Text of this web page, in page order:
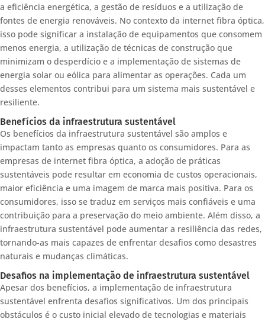
a eficiência energética, a gestão de resíduos e a utilização de
fontes de energia renováveis. No contexto da internet fibra óptica,
isso pode significar a instalação de equipamentos que consomem
menos energia, a utilização de técnicas de construção que
minimizam o desperdício e a implementação de sistemas de
energia solar ou eólica para alimentar as operações. Cada um
desses elementos contribui para um sistema mais sustentável e
resiliente.
Benefícios da infraestrutura sustentável
Os benefícios da infraestrutura sustentável são amplos e
impactam tanto as empresas quanto os consumidores. Para as
empresas de internet fibra óptica, a adoção de práticas
sustentáveis pode resultar em economia de custos operacionais,
maior eficiência e uma imagem de marca mais positiva. Para os
consumidores, isso se traduz em serviços mais confiáveis e uma
contribuição para a preservação do meio ambiente. Além disso, a
infraestrutura sustentável pode aumentar a resiliência das redes,
tornando-as mais capazes de enfrentar desafios como desastres
naturais e mudanças climáticas.
Desafios na implementação de infraestrutura sustentável
Apesar dos benefícios, a implementação de infraestrutura
sustentável enfrenta desafios significativos. Um dos principais
obstáculos é o custo inicial elevado de tecnologias e materiais